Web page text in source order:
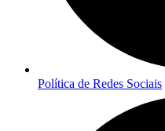
Política de Redes Sociais